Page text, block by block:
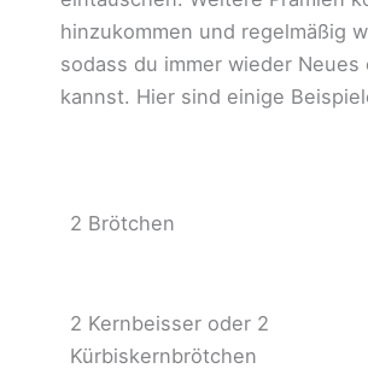
hinzukommen und regelmäßig
sodass du immer wieder Neues
kannst. Hier sind einige
2 Brötchen
2 Kernbeisser oder 2
Kürbiskernbrötchen